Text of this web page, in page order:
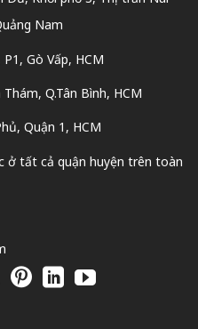
Nam
Gò Vấp, HCM
Q.Tân Bình, HCM
Quận 1, HCM
ở tất cả quận huyện trên toàn